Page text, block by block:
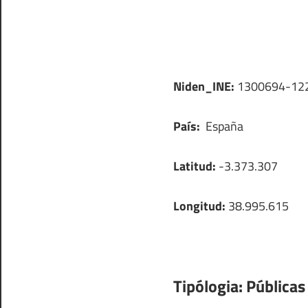
Niden_INE: 1300694-
País: España
Latitud: -3.373.307
Longitud: 38.995.615
Tipólogia:Públicas